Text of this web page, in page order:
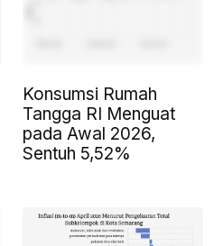
Konsumsi Rumah
Tangga RI Menguat
pada Awal 2026,
Sentuh 5,52%